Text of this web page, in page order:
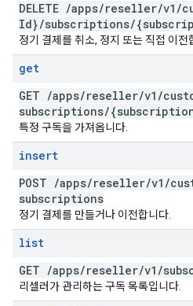
DELETE /apps/reseller/v1 /
Id}/subscriptions/
정기 결제를 취소, 정지 또는 직접 이전
get
GET /apps/reseller/v1 /
subscriptions/
특정 구독을 가져옵니다.
insert
POST /apps/reseller/v1 /
subscriptions
정기 결제를 만들거나 이전합니다.
list
GET /apps/reseller/v1 /
리셀러가 관리하는 구독 목록입니다.